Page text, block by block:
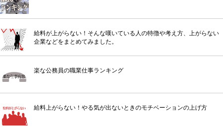
給料が上がらない！そんな嘆いている人の特徴や考え方、上がらない
企業などをまとめてみました。
楽な公務員の職業仕事ランキング
給料上がらない！やる気が出ないときのモチベーションの上げ方